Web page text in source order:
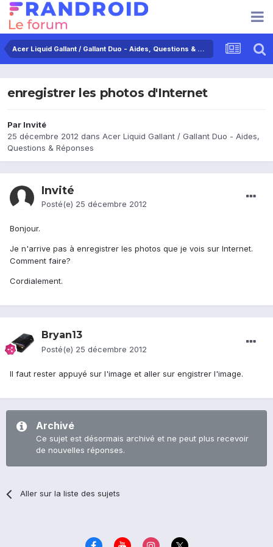
Acer Liquid Gallant / Gallant Duo - Aides, Questions & Réponses
enregistrer les photos d'Internet
Par Invité
25 décembre 2012 dans Acer Liquid Gallant / Gallant Duo - Aides,
Questions & Réponses
Invité
Posté(e) 25 décembre 2012
Bonjour.
Je n'arrive pas à enregistrer les photos que je vois sur Internet.
Comment faire?
Cordialement.
Bryan13
Posté(e) 25 décembre 2012
Il faut rester appuyé sur l'image et aller sur engistrer l'image.
Archivé
Ce sujet est désormais archivé et ne peut plus recevoir
de nouvelles réponses.
Aller sur la liste des sujets